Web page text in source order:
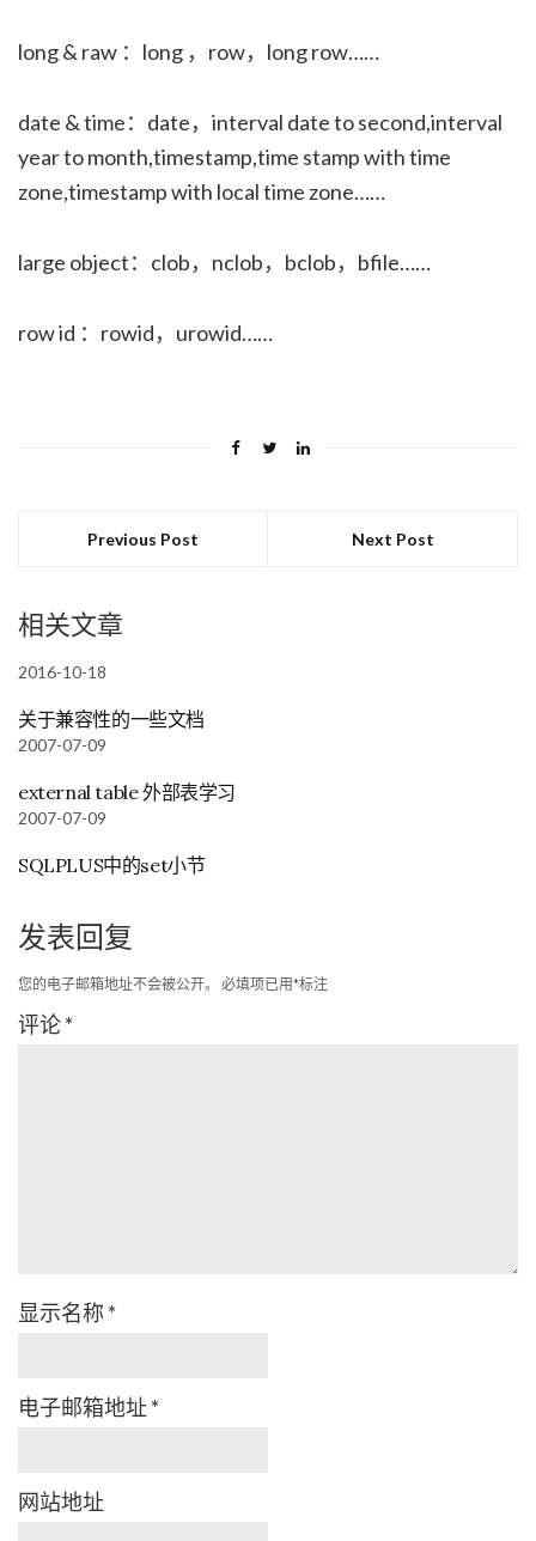
long & raw ：long ，row，long row……
date & time：date，interval date to second,interval
year to month,timestamp,time stamp with time
zone,timestamp with local time zone……
large object：clob，nclob，bclob，bfile……
row id ：rowid，urowid……
Previous Post Next Post
相关文章
2016-10-18
关于兼容性的一些文档
2007-07-09
external table 外部表学习
2007-07-09
SQLPLUS中的set小节
发表回复
您的电子邮箱地址不会被公开。 必填项已用*标注
评论*
显示名称 *
电子邮箱地址 *
网站地址